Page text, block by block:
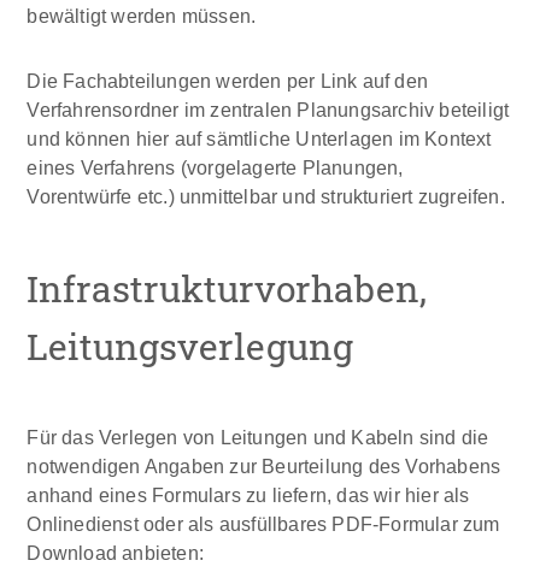
bewältigt werden müssen.
Die Fachabteilungen werden per Link auf den
Verfahrensordner im zentralen Planungsarchiv beteiligt
und können hier auf sämtliche Unterlagen im Kontext
eines Verfahrens (vorgelagerte Planungen,
Vorentwürfe etc.) unmittelbar und strukturiert zugreifen.
Infrastrukturvorhaben,
Leitungsverlegung
Für das Verlegen von Leitungen und Kabeln sind die
notwendigen Angaben zur Beurteilung des Vorhabens
anhand eines Formulars zu liefern, das wir hier als
Onlinedienst oder als ausfüllbares PDF-Formular zum
Download anbieten: